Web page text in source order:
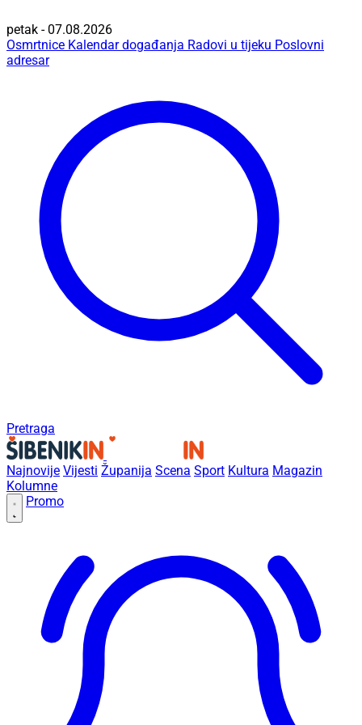
petak - 07.08.2026
Osmrtnice Kalendar događanja Radovi u tijeku Poslovni
adresar
Pretraga
Najnovije Vijesti Županija Scena Sport Kultura Magazin
Kolumne
Promo